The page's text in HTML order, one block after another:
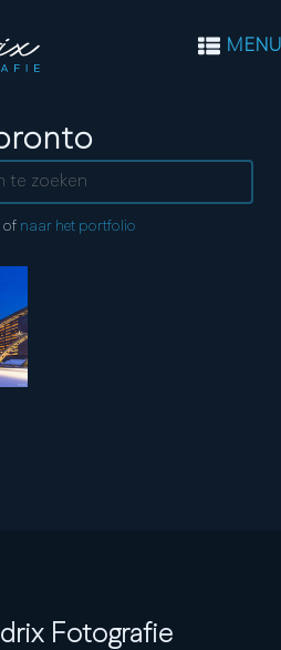
MENU
of naar het portfolio
Fotografie